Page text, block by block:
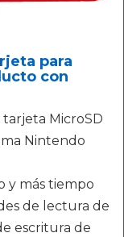
para
con
MicroSD
Nintendo
y más tiempo
de lectura de
escritura de